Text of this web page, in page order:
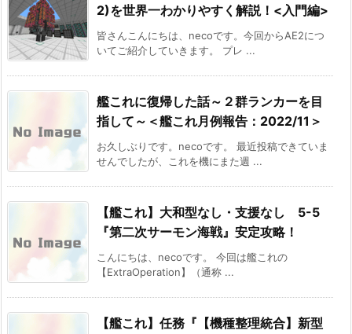
2)を世界一わかりやすく解説！<入門編>
皆さんこんにちは、necoです。今回からAE2につ
いてご紹介していきます。 プレ ...
艦これに復帰した話～２群ランカーを目
指して～＜艦これ月例報告：2022/11＞
お久しぶりです。necoです。 最近投稿できていま
せんでしたが、これを機にまた週 ...
【艦これ】大和型なし・支援なし 5-5
『第二次サーモン海戦』安定攻略！
こんにちは、necoです。 今回は艦これの
【ExtraOperation】（通称 ...
【艦これ】任務『【機種整理統合】新型